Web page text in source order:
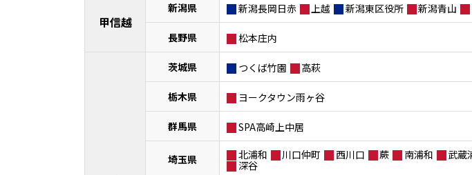
甲信越
新潟県 新潟長岡日赤 上越 新潟東区役所 新潟青山
長野県 松本庄内
茨城県 つくば竹園 高萩
栃木県 ヨークタウン雨ヶ谷
群馬県 SPA高崎上中居
埼玉県 北浦和 川口仲町 西川口 蕨 南浦和 武蔵
深谷